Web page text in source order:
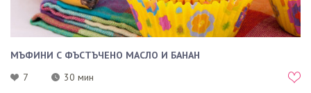
МЪФИНИ С ФЪСТЪЧЕНО МАСЛО И БАНАН
7
30 мин